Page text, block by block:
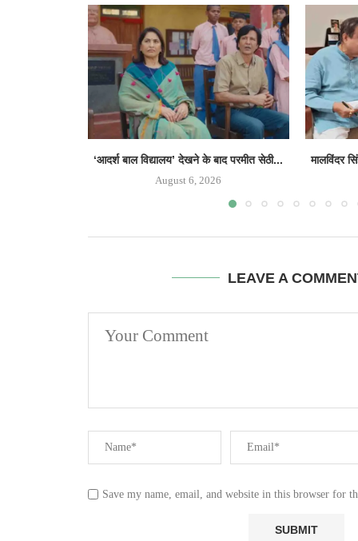
‘आदर्श बाल विद्यालय’ देखने के बाद परमीत सेठी...
August 6, 2026
मालविंदर
LEAVE A
Save my name, email, and website in this browser for